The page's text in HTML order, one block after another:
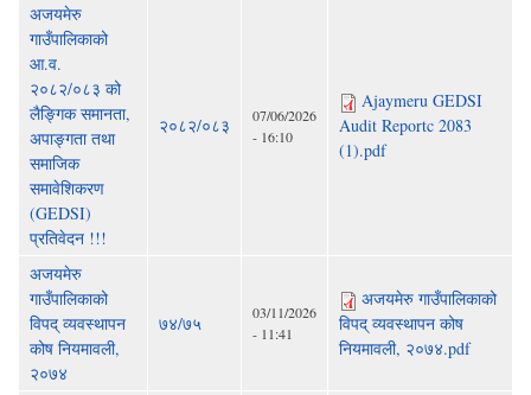
अजयमेरु
गाउँपालिकाको
आ.व.
२०८२/०८३ को
लैङ्गिक समानता,
अपाङ्गता तथा
समाजिक
समावेशिकरण
(GEDSI)
प्रतिवेदन !!!
२०८२/०८३
07/06/2026
- 16:10
Ajaymeru GEDSI
Audit Reportc 2083
(1).pdf
अजयमेरु
गाउँपालिकाको
विपद् व्यवस्थापन
कोष नियमावली,
२०७४
७४/७५
03/11/2026
- 11:41
अजयमेरु गाउँपालिकाको
विपद् व्यवस्थापन कोष
नियमावली, २०७४.pdf